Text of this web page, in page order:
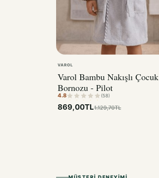
VAROL
Varol Bambu Nakışlı Çocuk
Bornozu - Pilot
4.8 (58)
869,00TL1.129,70TL